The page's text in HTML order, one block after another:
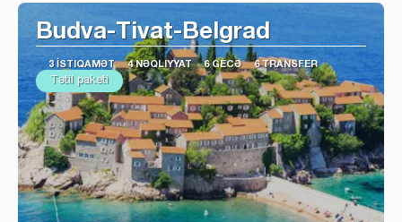
Budva-Tivat-Belgrad
3 İSTIQAMƏT 4 NƏQLIYYAT 6 GECƏ 6 TRANSFER
Tətil paketi